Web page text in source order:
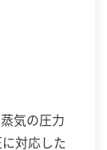
気の圧力
対応した